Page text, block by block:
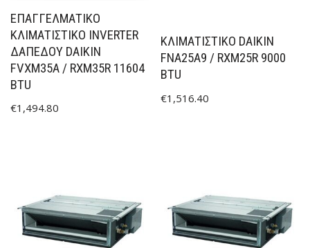
ΕΠΑΓΓΕΛΜΑΤΙΚΌ
ΚΛΙΜΑΤΙΣΤΙΚΌ INVERTER
ΔΑΠΈΔΟΥ DAIKIN
FVXM35A / RXM35R 11604
BTU
€1,494.80
ΚΛΙΜΑΤΙΣΤΙΚΟ DAIKIN
FNA25A9 / RXM25R 9000
BTU
€1,516.40